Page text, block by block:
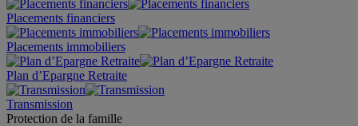
Placements financiers
Placements immobiliers
Plan d’Epargne Retraite
Transmission
Protection de la famille